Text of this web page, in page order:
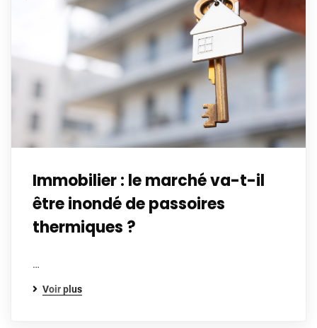
Immobilier : le marché va-t-il
être inondé de passoires
thermiques ?
…
Voir plus